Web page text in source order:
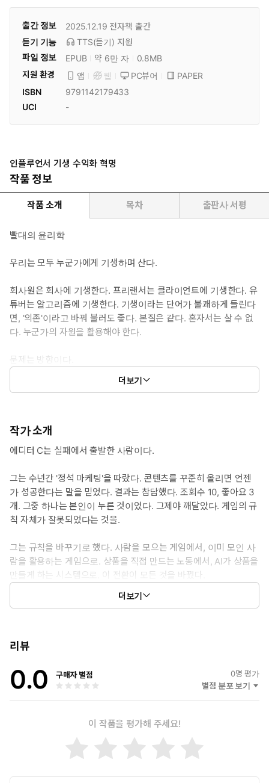
출간 정보 2025.12.19 전자책 출간
듣기 기능
TTS(듣기) 지원
파일 정보
EPUB 약 6만 자
0.8MB
지원 환경
앱 웹 PC뷰어
PAPER
ISBN
9791142179433
UCI
-
인플루언서 기생 수익화 혁명
작품 정보
작품 소개 목차 출판사 서평
빨대의 윤리학
우리는 모두 누군가에게 기생하며 산다.
회사원은 회사에 기생한다. 프리랜서는 클라이언트에 기생한다. 유
튜버는 알고리즘에 기생한다. 기생이라는 단어가 불쾌하게 들린다
면, '의존'이라고 바꿔 불러도 좋다. 본질은 같다. 혼자서는 살 수 없
다. 누군가의 자원을 활용해야 한다.
문제는 방향이다.
대부분의 사람은 거대한 시스템에 기생한다. 회사, 플랫폼, 알고리
래서 불안하다. 그래서 지친다.
이 책은 다른 방향을 제안한다. 시스템이 아니라 사람에게 기생하라.
서다.
화려한 조명 아래서 춤추는 젊은이들. 자극적인 썸네일. 끊임없는 자
기 노출. 대부분의 사람은 그 삶을 동경하면서도 두려워한다. 나는
저렇게 못 해. 카메라 앞에 서는 것만으로도 식은땀이 난다. 그래서
포기한다.
이용하라.
논리는 단순하다. 인플루언서에게는 팬이 있다. 팬에게는 문제가
있다. 당신이 그 문제를 해결하는 도구를 만들어 인플루언서에
해결하고, 인플루언서는 가치 있는 콘텐츠를 얻고, 당신은 수익
삼자가 모두 이득을 본다. 기생이되 착취가 아니다. 공생이다.
더보기
작가 소개
에디터 C는 실패에서 출발한 사람이다.
그는 수년간 '정석 마케팅'을 따랐다. 콘텐츠를 꾸준히 올리면 언젠
가 성공한다는 말을 믿었다. 결과는 참담했다. 조회수 10, 좋아요 3
개. 그중 하나는 본인이 누른 것이었다. 그제야 깨달았다. 게임의 규
칙 자체가 잘못되었다는 것을.
그는 규칙을 바꾸기로 했다. 사람을 모으는 게임에서, 이미 모인 사
람을 활용하는 게임으로. 상품을 직접 만드는 노동에서, AI가 상품을
만들게 하는 시스템으로. 이 전환이 모든 것을 바꿨다.
현재 에디터 C는 AI 기반 디지털 상품 개발과 마케팅 분야에서 활동
가 담겨 있다.
더보기
리뷰
0.0 구매자 별점 0명 평가
별점 분포 보기
이 작품을 평가해 주세요!